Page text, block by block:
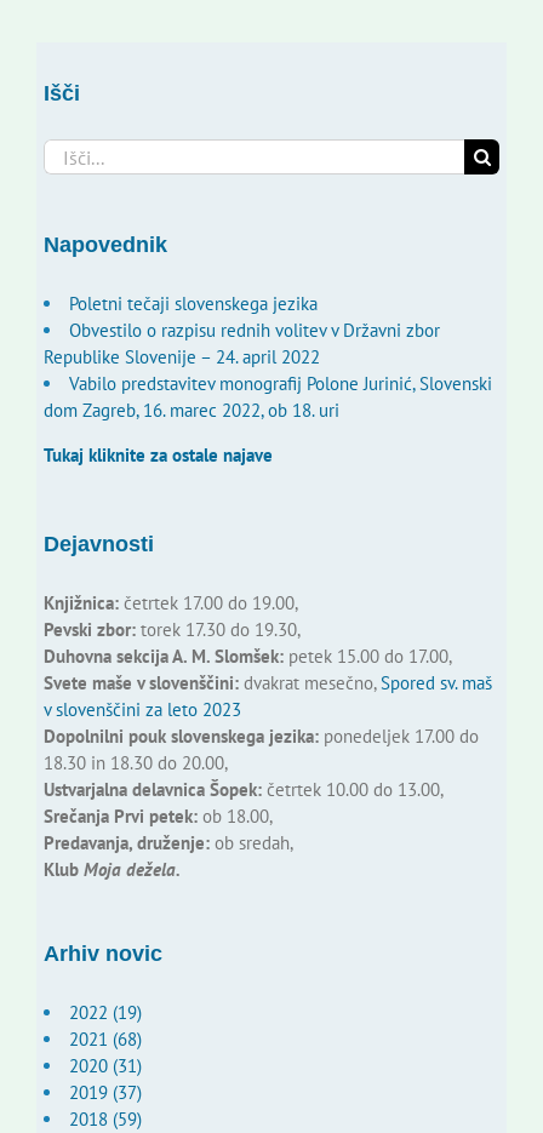
Išči
Search
for:
Napovednik
Poletni tečaji slovenskega jezika
Obvestilo o razpisu rednih volitev v Državni zbor
Republike Slovenije – 24. april 2022
Vabilo predstavitev monografij Polone Jurinić, Slovenski
dom Zagreb, 16. marec 2022, ob 18. uri
Tukaj kliknite za ostale najave
Dejavnosti
Knjižnica:četrtek 17.00 do 19.00,
Pevski zbor:torek 17.30 do 19.30,
Duhovna sekcija A. M. Slomšek:petek 15.00 do 17.00,
Svete maše v slovenščini:dvakrat mesečno,Spored sv. maš
v slovenščini za leto 2023
Dopolnilni pouk slovenskega jezika:ponedeljek 17.00 do
18.30 in 18.30 do 20.00,
Ustvarjalna delavnica Šopek:četrtek 10.00 do 13.00,
Srečanja Prvi petek:ob 18.00,
Predavanja, druženje:ob sredah,
Klub Moja dežela.
Arhiv novic
2022 (19)
2021 (68)
2020 (31)
2019 (37)
2018 (59)